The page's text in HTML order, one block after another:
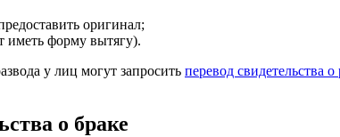
оригинал;
иметь форму вытягу).
у лиц могут запросить перевод свидетельства
о браке